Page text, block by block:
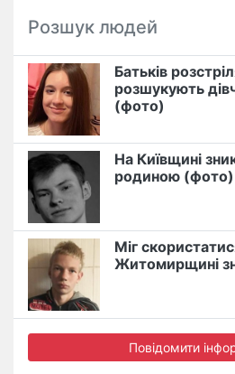
Розшук людей
Батьків
розшукують
(фото)
На Київщині
родиною (фото)
Міг
Житомирщині
Повідомити